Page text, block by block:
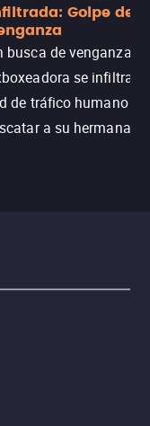
Golpe de
busca de venganza,
se infiltra
de tráfico humano
a su hermana